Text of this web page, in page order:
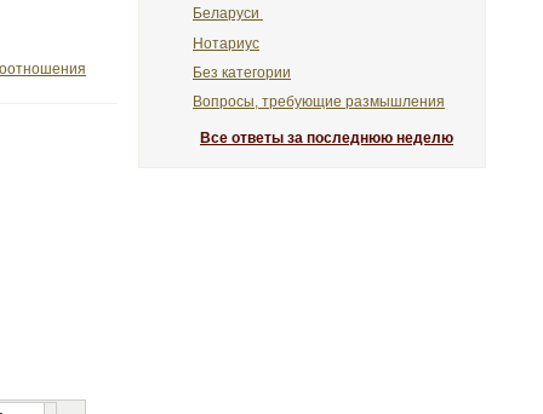
Беларуси
Нотариус
Без категории
Вопросы, требующие размышления
Все ответы за последнюю неделю